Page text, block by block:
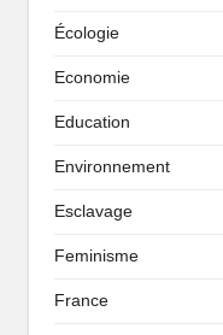
Écologie
Economie
Education
Environnement
Esclavage
Feminisme
France